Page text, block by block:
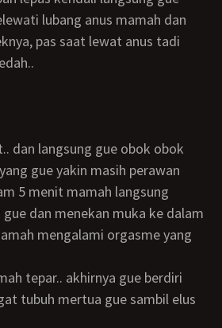
lubang anus mamah dan
pas saat lewat anus tadi
gue yakin masih perawan
5 menit mamah langsung
dan menekan muka ke dalam
mengalami orgasme yang
tubuh mertua gue sambil elus